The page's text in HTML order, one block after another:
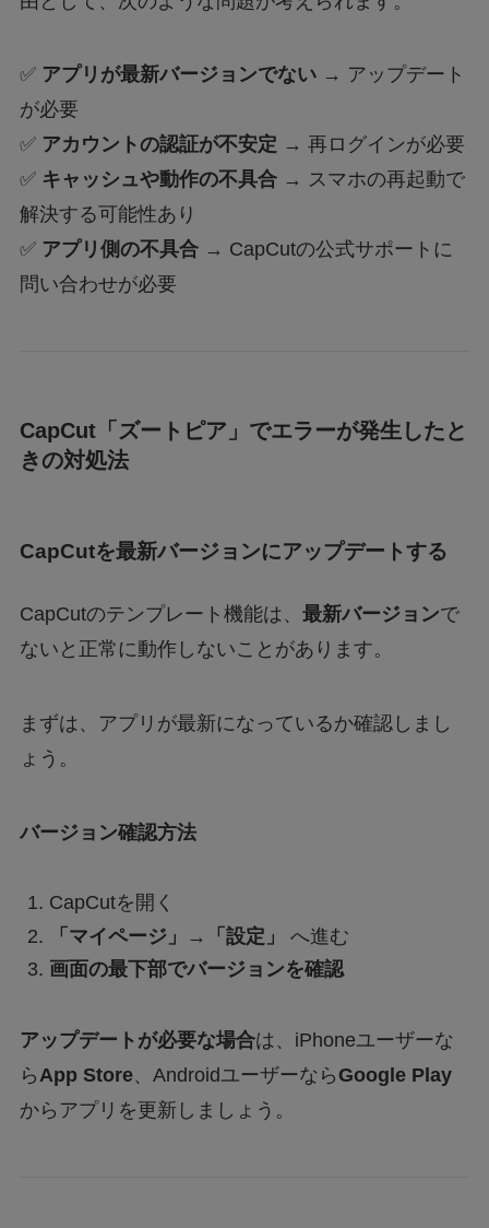
✅ アプリが最新バージョンでない→ アップデート
が必要
✅ アカウントの認証が不安定 → 再ログインが必要
✅ キャッシュや動作の不具合→ スマホの再起動で
解決する可能性あり
✅ アプリ側の不具合→ CapCutの公式サポートに
問い合わせが必要
CapCut「ズートピア」でエラーが発生したと
きの対処法
CapCutを最新バージョンにアップデートする
CapCutのテンプレート機能は、 最新バージョンで
ないと正常に動作しないことがあります。
まずは、アプリが最新になっているか確認しまし
ょう。
バージョン確認方法
CapCutを開く
「マイページ」→「設定」
へ進む
画面の最下部でバージョンを確認
アップデートが必要な場合は、iPhoneユーザーな
らApp Store、AndroidユーザーならGoogle Play
からアプリを更新しましょう。